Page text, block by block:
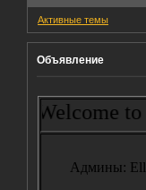
Активные темы
Объявление
Welcome
Админы: